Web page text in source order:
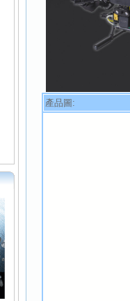
產品圖: